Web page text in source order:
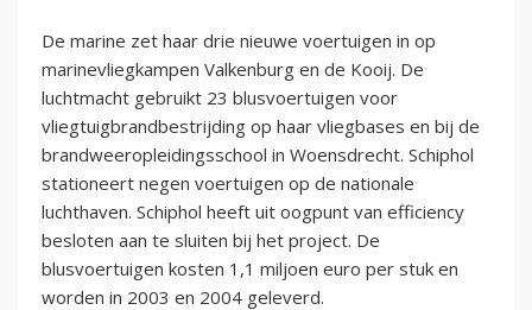
De marine zet haar drie nieuwe voertuigen in op
marinevliegkampen Valkenburg en de Kooij. De
luchtmacht gebruikt 23 blusvoertuigen voor
vliegtuigbrandbestrijding op haar vliegbases en bij de
brandweeropleidingsschool in Woensdrecht. Schiphol
stationeert negen voertuigen op de nationale
luchthaven. Schiphol heeft uit oogpunt van efficiency
besloten aan te sluiten bij het project. De
blusvoertuigen kosten 1,1 miljoen euro per stuk en
worden in 2003 en 2004 geleverd.